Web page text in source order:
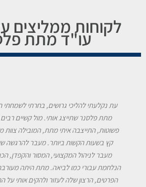
לקוחות ממליצים
עו"ד מתת
עת נקלעתי להליכי גרושים, בחרתי לשמחתי
מתת פלסנר שתייצג אותי. מול קשיים רבים
פשוטות, התייצבה איתי מתת, המובילה צוות
קץ בשעות הקשות ביותר. מעבר להרגשה
מעבר לניהול המקצועי, המסור והקפדן,
הנלחמת עבורי כמו לביאה. מתת היתה
הפרטים, הרצון שלה לעזור ולהקים אותי על